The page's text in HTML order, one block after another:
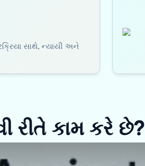
સાથે, ન્યાયી અને
રીતે કામ કરે છે?